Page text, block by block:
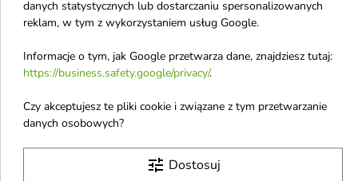
Podpaski Tampony Wkładki
Otrzymuj informację o nowościach i
danych statystycznych lub dostarczaniu spersonalizowanych
reklam, w tym z wykorzystaniem usług Google.
Informacje o tym, jak Google przetwarza dane, znajdziesz tutaj:
https://business.safety.google/privacy/.
Czy akceptujesz te pliki cookie i związane z tym przetwarzanie
danych osobowych?
tune Dostosuj